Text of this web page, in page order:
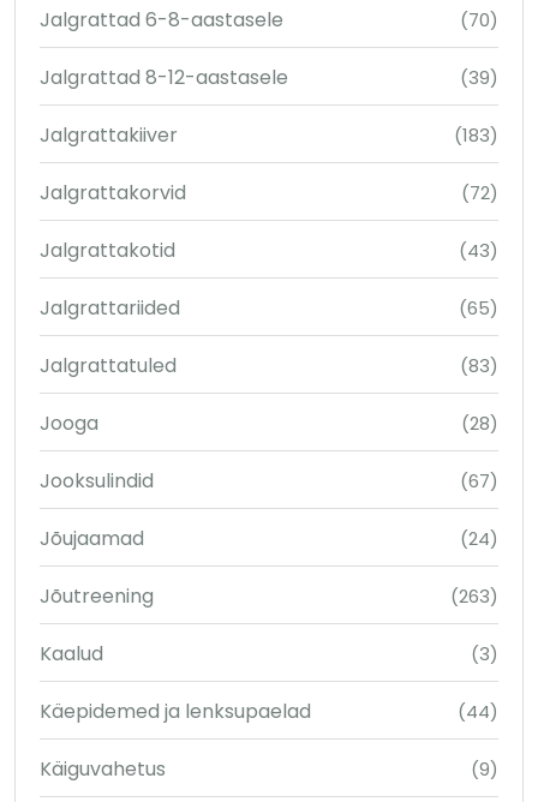
Jalgrattad 6-8-aastasele (70)
Jalgrattad 8-12-aastasele (39)
Jalgrattakiiver (183)
Jalgrattakorvid (72)
Jalgrattakotid (43)
Jalgrattariided (65)
Jalgrattatuled (83)
Jooga (28)
Jooksulindid (67)
Jõujaamad (24)
Jõutreening (263)
Kaalud (3)
Käepidemed ja lenksupaelad (44)
Käiguvahetus (9)